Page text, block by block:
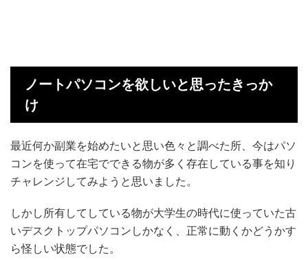
ノートパソコンを欲しいと思ったきっか
け
最近何か副業を始めたいと思い色々と調べた所、今はパソ
コンを使って在宅でできる物が多く存在している事を知り
チャレンジしてみようと思いました。
しかし所有してしている物が大学生の時代に使っていた古
いデスクトップパソコンしかなく、正常に動くかどうかす
ら怪しい状態でした。